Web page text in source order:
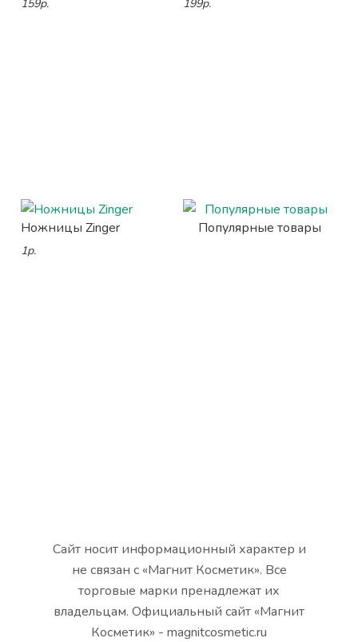
159р. 199р.
Ножницы Zinger
1р.
Популярные товары
Сайт носит информационный характер и
не связан с «Магнит Косметик». Все
торговые марки пренадлежат их
владельцам. Официальный сайт «Магнит
Косметик» - magnitcosmetic.ru